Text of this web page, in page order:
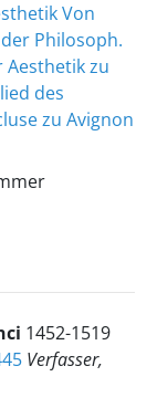
Von
Philosoph.
Aesthetik zu
des
zu Avignon
1452-1519
Verfasser,